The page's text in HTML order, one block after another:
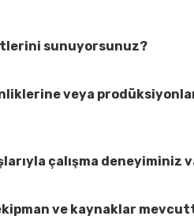
sunuyorsunuz?
veya
çalışma deneyiminiz
ve kaynaklar